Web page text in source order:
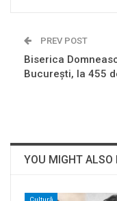
PREV POST
Biserica
Bucureşti, la 455
YOU MIGHT ALSO